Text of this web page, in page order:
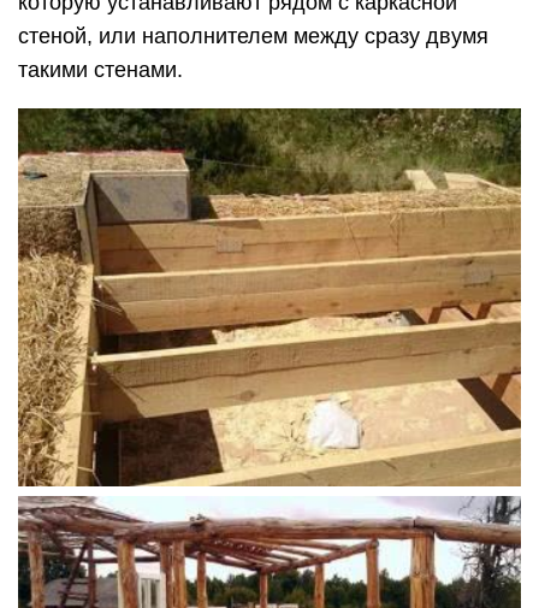
стеной, или наполнителем между сразу двумя
такими стенами.